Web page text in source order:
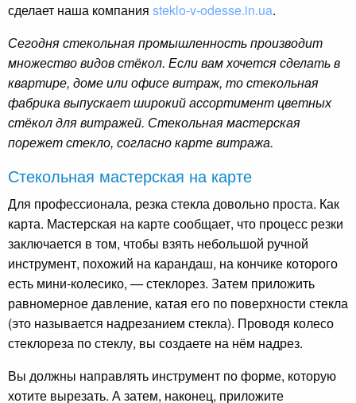
сделает наша компания steklo-v-odesse.in.ua.
Сегодня стекольная промышленность производит
множество видов стёкол. Если вам хочется сделать в
квартире, доме или офисе витраж, то стекольная
фабрика выпускает широкий ассортимент цветных
стёкол для витражей. Стекольная мастерская
порежет стекло, согласно карте витража.
Стекольная мастерская на карте
Для профессионала, резка стекла довольно проста. Как
карта. Мастерская на карте сообщает, что процесс резки
заключается в том, чтобы взять небольшой ручной
инструмент, похожий на карандаш, на кончике которого
есть мини-колесико, — стеклорез. Затем приложить
равномерное давление, катая его по поверхности стекла
(это называется надрезанием стекла). Проводя колесо
стеклореза по стеклу, вы создаете на нём надрез.
Вы должны направлять инструмент по форме, которую
хотите вырезать. А затем, наконец, приложите